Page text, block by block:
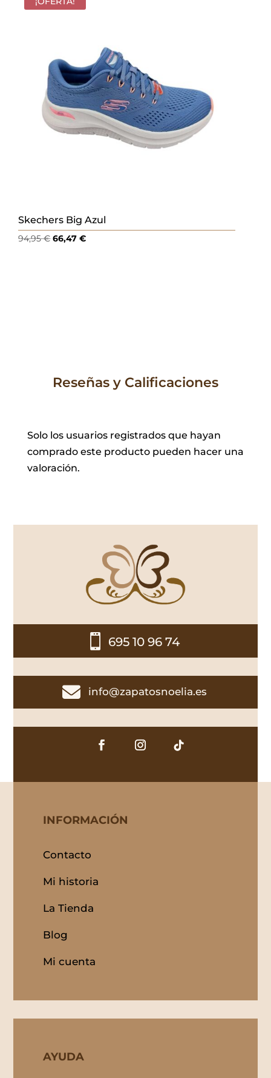
Skechers Big Azul
94,95€El
66,47€El
Reseñas y Calificaciones
Solo los usuarios registrados que hayan
comprado este producto pueden hacer una
valoración.
 695 10 96 74
 info@zapatosnoelia.es
INFORMACIÓN
Contacto
Mi historia
La Tienda
Blog
Mi cuenta
AYUDA